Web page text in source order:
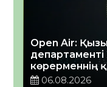
Open Air:
көрерменнің
етті06.08.2026